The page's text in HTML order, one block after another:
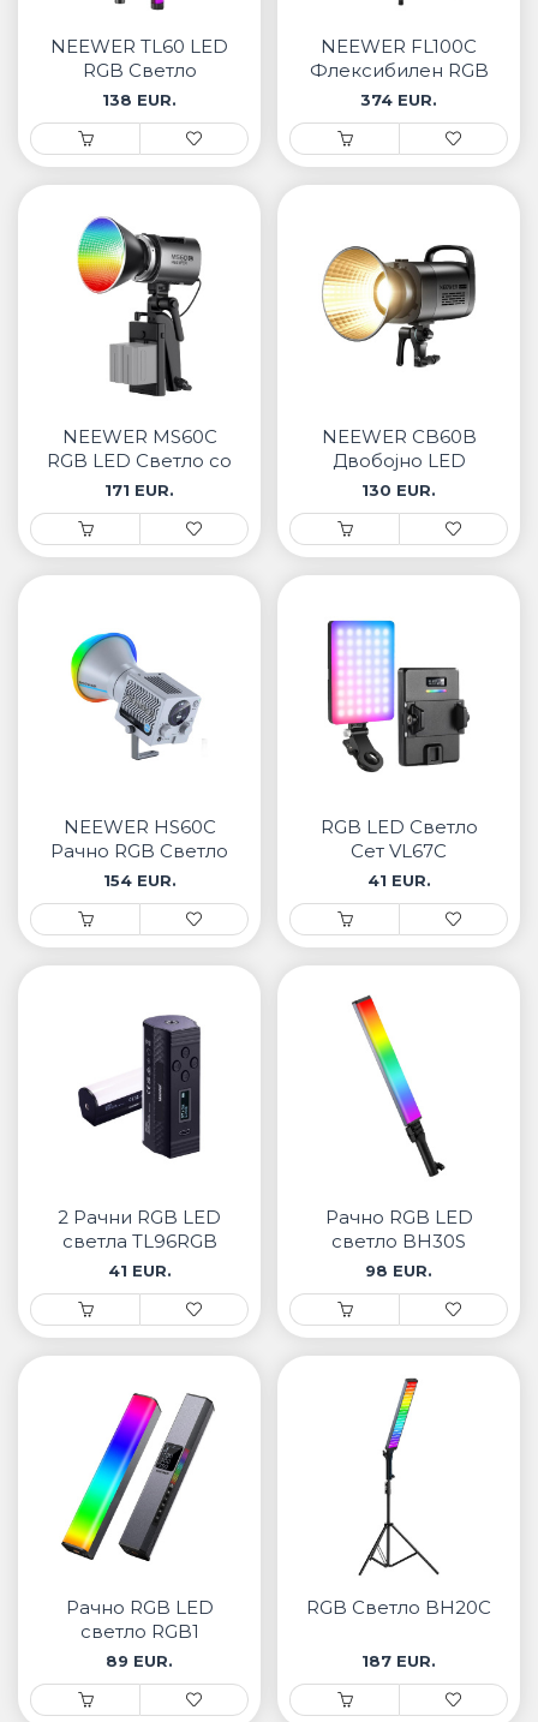
NEEWER TL60 LED
RGB Светло
138 EUR.
NEEWER FL100C
Флексибилен RGB
LED Панел за
осветлување
374 EUR.
NEEWER MS60C
RGB LED Светло со
апликациска
контрола
171 EUR.
NEEWER CB60B
Двобојно LED
светло 70W со
апликациска
130 EUR.
NEEWER HS60C
Рачно RGB Светло
154 EUR.
RGB LED Светло
Сет VL67C
41 EUR.
2 Рачни RGB LED
светла TL96RGB
41 EUR.
Рачно RGB LED
светло BH30S
98 EUR.
Рачно RGB LED
светло RGB1
89 EUR.
RGB Светло BH20C
187 EUR.
• Xiaomi
РЕМЕНИ ЗА ЧАСОВНИК
• Apple watch
• Galaxy watch
• Xiaomi
• Останато
PLAYSTATION
ПРОЕКТОРИ